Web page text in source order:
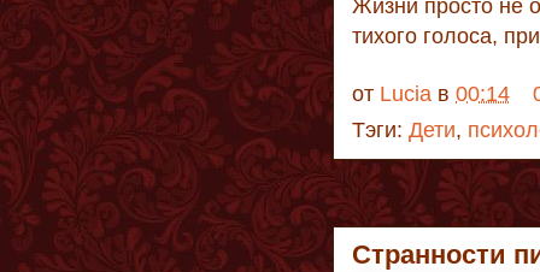
Жизни просто не
тихого голоса,
от Lucia в 00:14
Тэги: Дети,
Странности